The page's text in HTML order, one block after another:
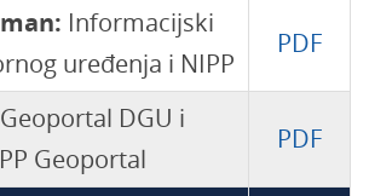
Informacijski
uređenja i NIPP
PDF
Geoportal DGU i
Geoportal
PDF